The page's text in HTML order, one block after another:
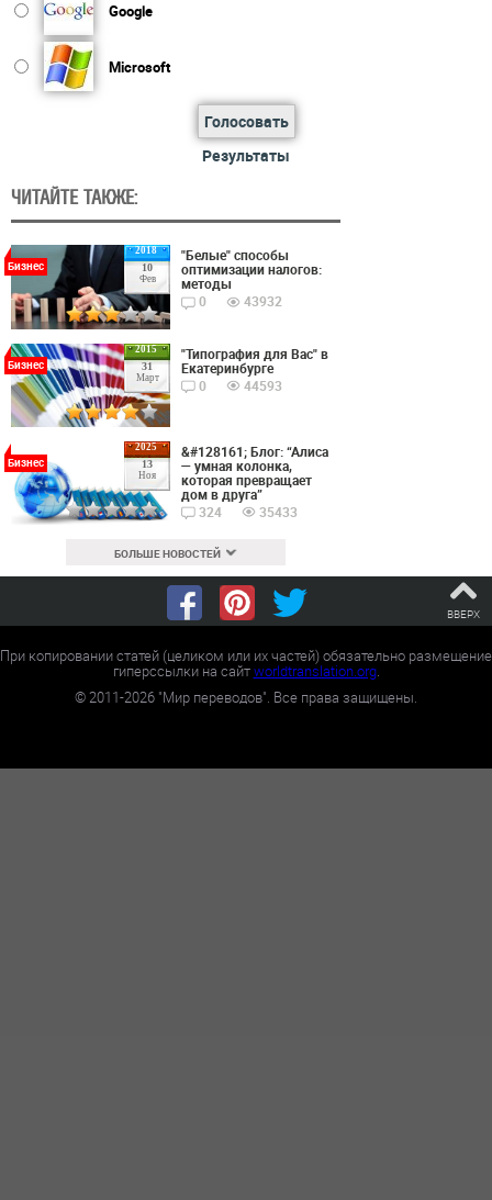
Google
Microsoft
Голосовать
Результаты
ЧИТАЙТЕ ТАКЖЕ:
2018
10
Фев
Бизнес
"Белые" способы
оптимизации налогов:
методы
0
43932
2015
31
Март
Бизнес
"Типография для Вас" в
Екатеринбурге
0
44593
2025
13
Ноя
Бизнес
&#128161; Блог: “Алиса
— умная колонка,
которая превращает
дом в друга”
324
35433
БОЛЬШЕ НОВОСТЕЙ
ВВЕРХ
При копировании статей (целиком или их частей) обязательно размещение
гиперссылки на сайтworldtranslation.org.
©2011-2026 "Мир переводов". Все права защищены.